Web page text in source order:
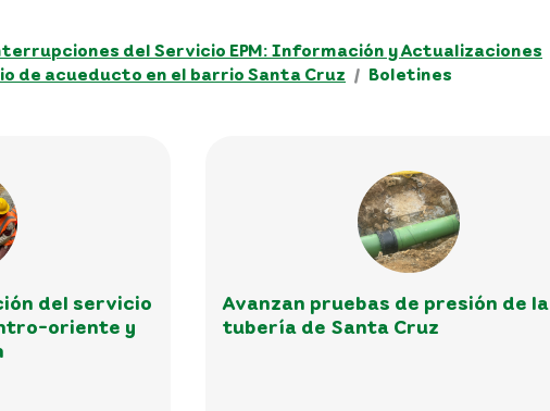
del Servicio EPM: Información y Actualizaciones
de acueducto en el barrio Santa Cruz
Boletines
del servicio
oriente y
Avanzan pruebas de presión de la
tubería de Santa Cruz